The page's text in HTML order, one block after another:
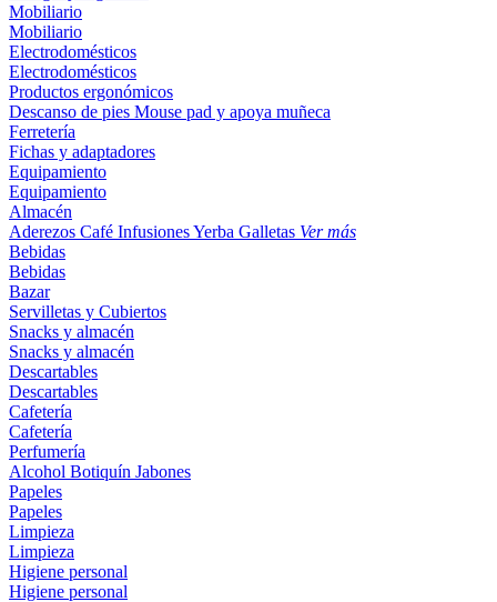
Mobiliario
Mobiliario
Electrodomésticos
Electrodomésticos
Productos ergonómicos
Descanso de pies Mouse pad y apoya muñeca
Ferretería
Fichas y adaptadores
Equipamiento
Equipamiento
Almacén
Aderezos Café InfusionesYerba Galletas Ver más
Bebidas
Bebidas
Bazar
Servilletas y Cubiertos
Snacks y almacén
Snacks y almacén
Descartables
Descartables
Cafetería
Cafetería
Perfumería
Alcohol Botiquín Jabones
Papeles
Papeles
Limpieza
Limpieza
Higiene personal
Higiene personal